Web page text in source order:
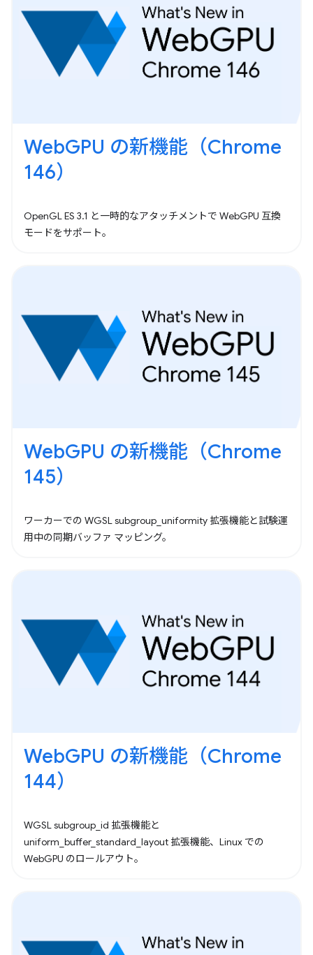
WebGPU の新機能（Chrome
146）
OpenGL ES 3.1 と一時的なアタッチメントで WebGPU 互換
モードをサポート。
WebGPU の新機能（Chrome
145）
ワーカーでの WGSL subgroup_uniformity 拡張機能と試験運
用中の同期バッファ マッピング。
WebGPU の新機能（Chrome
144）
WGSL subgroup_id 拡張機能と
uniform_buffer_standard_layout 拡張機能、Linux での
WebGPU のロールアウト。